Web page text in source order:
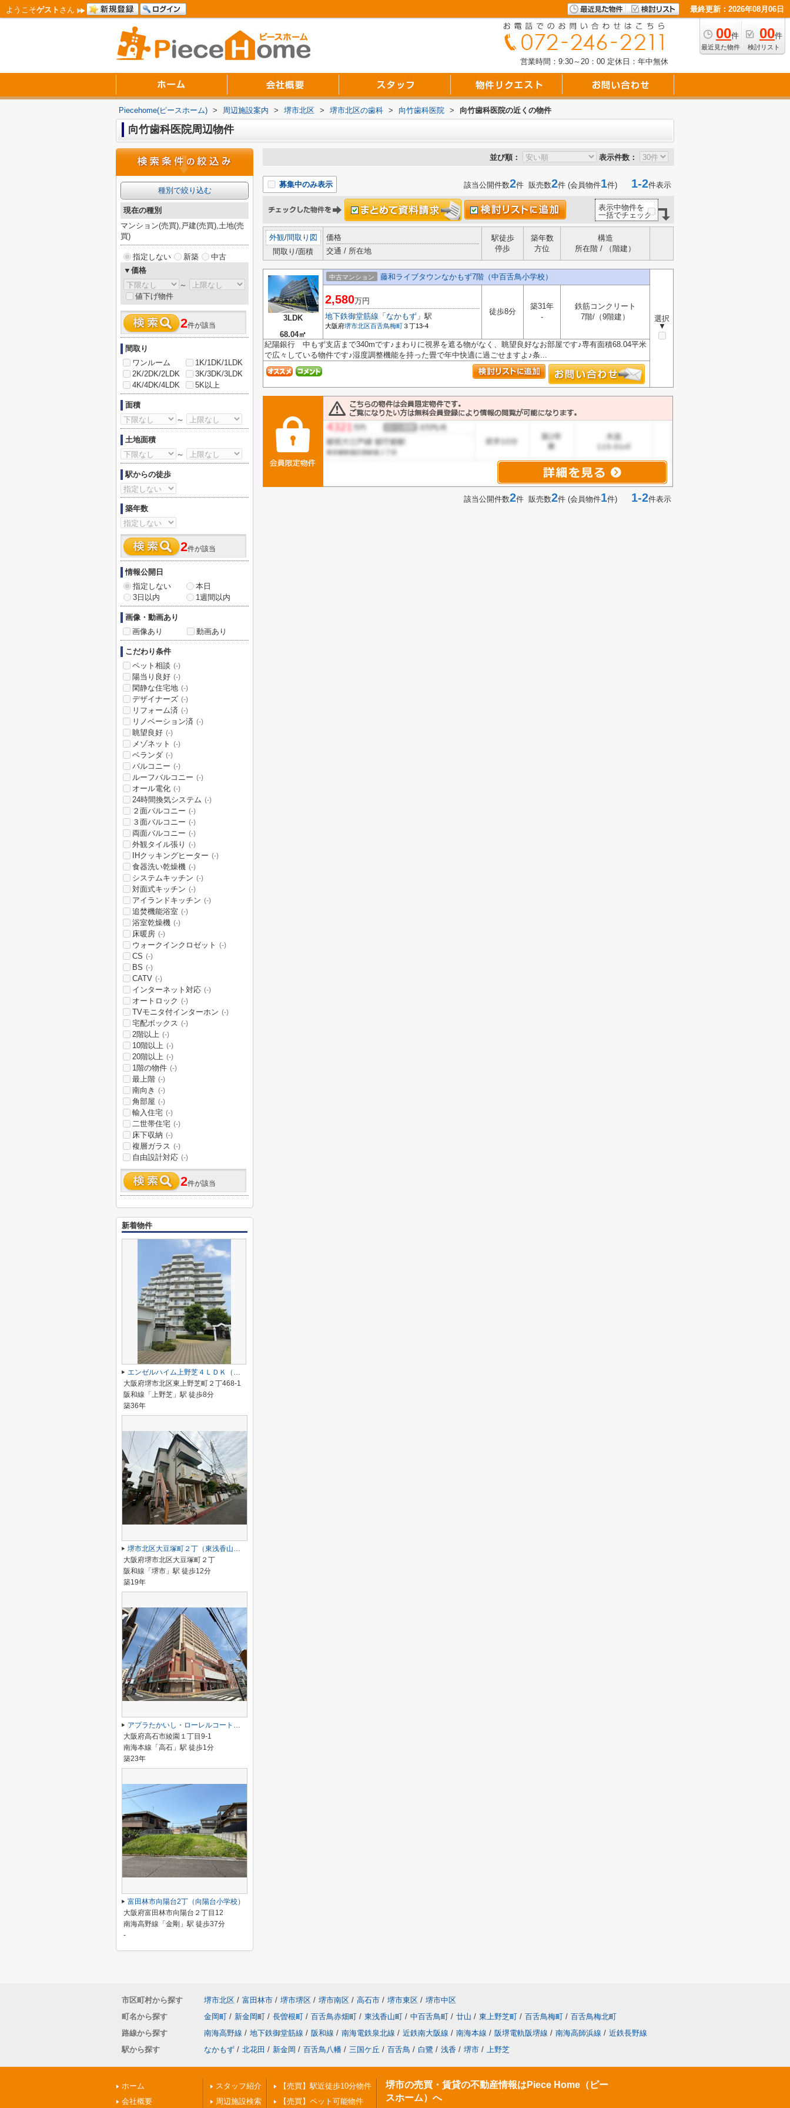
ようこそゲスト さん 最終更新：2026年08月06日
00件
最近見た物件
00件
検討リスト
営業時間：9:30～20：00 定休日：年中無休
Piecehome(ピースホーム) > 周辺施設案内 > 堺市北区 > 堺市北区の歯科 > 向竹歯科医院 > 向竹歯科医院の近くの物件
向竹歯科医院周辺物件
並び順： 表示件数：
募集中のみ表示 該当公開件数2件 販売数2件 (会員物件1件) 1-2件表示
表示中物件を
一括でチェック
外観/間取り図
間取り/面積
価格
交通 / 所在地
駅徒歩
停歩
築年数
方位
構造
所在階 / （階建）
3LDK
68.04㎡
中古マンション 藤和ライブタウンなかもず7階（中百舌鳥小学校）
選択
▼
2,580万円
地下鉄御堂筋線 「 なかもず 」駅
大阪府堺市北区百舌鳥梅町 ３丁13-4
徒歩8分
築31年
-
鉄筋コンクリート
7階/（9階建）
紀陽銀行 中もず支店まで340mです♪まわりに視界を遮る物がなく、眺望良好なお部屋です♪専有面積68.04平米
で広々している物件です♪湿度調整機能を持った畳で年中快適に過ごせますよ♪条...
該当公開件数2件 販売数2件 (会員物件1件) 1-2件表示
種別で絞り込む
現在の種別
マンション(売買),戸建(売買),土地(売
買)
指定しない 新築
中古
▼価格
～
値下げ物件
2件が該当
間取り
ワンルーム
1K/1DK/1LDK
2K/2DK/2LDK
3K/3DK/3LDK
4K/4DK/4LDK
5K以上
面積
～
土地面積
～
駅からの徒歩
築年数
2件が該当
情報公開日
指定しない
本日
3日以内
1週間以内
画像・動画あり
画像あり
動画あり
こだわり条件
ペット相談 (-)
陽当り良好 (-)
閑静な住宅地 (-)
デザイナーズ (-)
リフォーム済 (-)
リノベーション済 (-)
眺望良好 (-)
メゾネット (-)
ベランダ (-)
バルコニー (-)
ルーフバルコニー (-)
オール電化 (-)
24時間換気システム (-)
２面バルコニー (-)
３面バルコニー (-)
両面バルコニー (-)
外観タイル張り (-)
IHクッキングヒーター (-)
食器洗い乾燥機 (-)
システムキッチン (-)
対面式キッチン (-)
アイランドキッチン (-)
追焚機能浴室 (-)
浴室乾燥機 (-)
床暖房 (-)
ウォークインクロゼット (-)
CS (-)
BS (-)
CATV (-)
インターネット対応 (-)
オートロック (-)
TVモニタ付インターホン (-)
宅配ボックス (-)
2階以上 (-)
10階以上 (-)
20階以上 (-)
1階の物件 (-)
最上階 (-)
南向き (-)
角部屋 (-)
輸入住宅 (-)
二世帯住宅 (-)
床下収納 (-)
複層ガラス (-)
自由設計対応 (-)
2件が該当
新着物件
エンゼルハイム上野芝４ＬＤＫ（西百舌鳥小学校）
大阪府堺市北区東上野芝町２丁468-1
阪和線「上野芝」駅 徒歩8分
築36年
堺市北区大豆塚町２丁（東浅香山小学校）
大阪府堺市北区大豆塚町２丁
阪和線「堺市」駅 徒歩12分
築19年
アプラたかいし・ローレルコート高石
大阪府高石市綾園１丁目9-1
南海本線「高石」駅 徒歩1分
築23年
富田林市向陽台2丁（向陽台小学校）
大阪府富田林市向陽台２丁目12
南海高野線「金剛」駅 徒歩37分
-
市区町村から探す 堺市北区 / 富田林市 / 堺市堺区 / 堺市南区 / 高石市 / 堺市東区 / 堺市中区
町名から探す
金岡町 / 新金岡町 / 長曽根町 / 百舌鳥赤畑町 / 東浅香山町 / 中百舌鳥町 / 廿山 / 東上野芝町 / 百舌鳥梅町 / 百舌鳥梅北町
路線から探す
南海高野線 / 地下鉄御堂筋線 / 阪和線 / 南海電鉄泉北線 / 近鉄南大阪線 / 南海本線 / 阪堺電軌阪堺線 / 南海高師浜線 / 近鉄長野線
駅から探す
なかもず / 北花田 / 新金岡 / 百舌鳥八幡 / 三国ケ丘 / 百舌鳥 / 白鷺 / 浅香 / 堺市 / 上野芝
ホーム
会社概要
スタッフ紹介
周辺施設検索
【売買】駅近徒歩10分物件
【売買】ペット可能物件
堺市の売買・賃貸の不動産情報はPiece Home（ピー
スホーム）へ